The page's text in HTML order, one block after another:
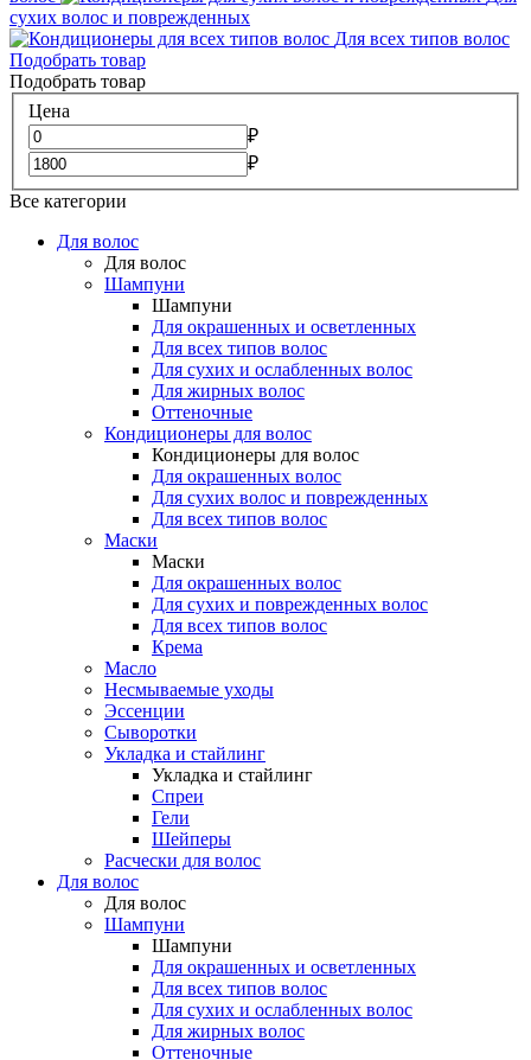
сухих волос и поврежденных
Для всех типов волос
Подобрать товар
Подобрать товар
Цена
₽
₽
Все категории
Для волос
Для волос
Шампуни
Шампуни
Для окрашенных и осветленных
Для всех типов волос
Для сухих и ослабленных волос
Для жирных волос
Оттеночные
Кондиционеры для волос
Кондиционеры для волос
Для окрашенных волос
Для сухих волос и поврежденных
Для всех типов волос
Маски
Маски
Для окрашенных волос
Для сухих и поврежденных волос
Для всех типов волос
Крема
Масло
Несмываемые уходы
Эссенции
Сыворотки
Укладка и стайлинг
Укладка и стайлинг
Спреи
Гели
Шейперы
Расчески для волос
Для волос
Для волос
Шампуни
Шампуни
Для окрашенных и осветленных
Для всех типов волос
Для сухих и ослабленных волос
Для жирных волос
Оттеночные